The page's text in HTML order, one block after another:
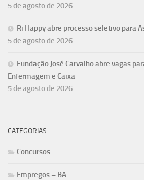
5 de agosto de 2026
Ri Happy abre processo seletivo para
5 de agosto de 2026
Fundação José Carvalho abre vagas
Enfermagem e Caixa
5 de agosto de 2026
CATEGORIAS
Concursos
Empregos – BA